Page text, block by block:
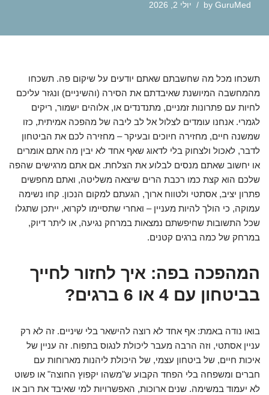
by GuruMed יולי 2, 2026
תשכחו מכל מה שחשבתם שאתם יודעים על שיקום פה. תשכחו
מהמחשבה המיושנת שאיבדתם את הסירה (והשיניים) ונגזר עליכם
לחיות עם פתרונות זמניים, מתנדנדים או, אלוהים ישמור, ריקים
לגמרי. אנחנו עומדים לצלול אל לב ליבה של מהפכה אמיתית, כזו
שמשנה חיים, מחזירה חיוכים ובעיקר – מחזירה לכם את הביטחון
לדבר, לאכול ולצחוק בלי לדאוג שאף אחד לא יבין מה אתם אומרים
או יחשוב שאתם מנסים לבלוע את הצלחת. אם אתם מרגישים שהפה
שלכם הוא קצת כמו רכבת הרים שיצאה משליטה, ואתם מחפשים
פתרון יציב, אסתטי ולטווח ארוך, הגעתם למקום הנכון. קחו נשימה
עמוקה, כי הולך להיות מעניין – ואחרי שתסיימו לקרוא, ייתכן שתגלו
שכל התשובות שחיפשתם נמצאות במרחק נגיעה, או ליתר דיוק,
במרחק של כמה ברגים קטנים.
המהפכה בפה: איך לחזור לחייך
בביטחון עם 4 או 6 ברגים?
בואו נודה באמת: אף אחד לא רוצה להישאר בלי שיניים. זה לא רק
עניין אסתטי, וזה הרבה מעבר ליכולת לנגוס בתפוח. זה עניין של
איכות חיים, של ביטחון עצמי, של היכולת ליהנות מארוחות עם
חברים ומשפחה בלי הפחד הקבוע ש"משהו יקפוץ החוצה" או פשוט
לא יעמוד במשימה. שנים ארוכות, האפשרויות למי שאיבד את רוב או